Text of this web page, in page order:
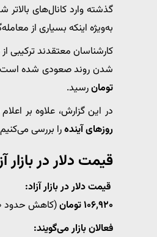
گذشته وارد کانال‌های
به‌ویژه اینکه بسیاری از
کارشناسان معتقدند ترکیبی
شدن روند صعودی شده است.
تومانرسید.
در این گزارش، علاوه بر
روزهای آیندهرا بررسی
قیمت دلار در بازار آزاد امروز ۸
قیمت دلار در بازار آزاد:
۱۰۶٬۹۲۰ تومان
(کاهش حدود ۱٬۰۰۰ تومان نسبت به دیروز)
فعالان بازار می‌گویند: